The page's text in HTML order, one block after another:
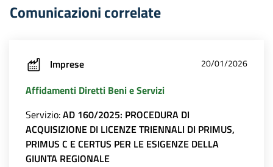
Comunicazioni correlate
Imprese 20/01/2026
Affidamenti Diretti Beni e Servizi
Servizio:AD 160/2025: PROCEDURA DI
ACQUISIZIONE DI LICENZE TRIENNALI DI PRIMUS,
PRIMUS C E CERTUS PER LE ESIGENZE DELLA
GIUNTA REGIONALE